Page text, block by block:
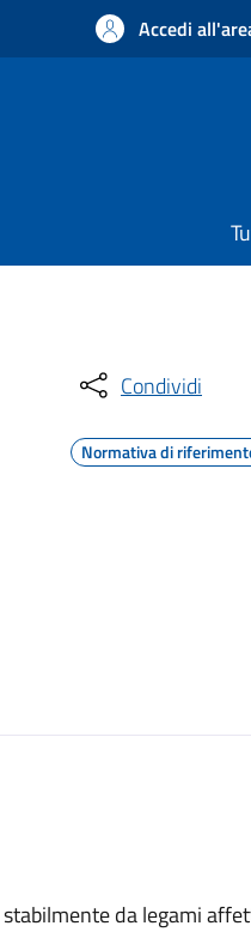
Accedi
Condividi
Normativa di
da legami